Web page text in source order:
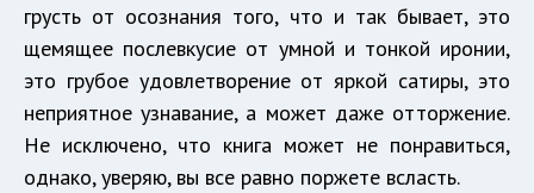
грусть от осознания того, что и так бывает, это
щемящее послевкусие от умной и тонкой иронии,
это грубое удовлетворение от яркой сатиры, это
неприятное узнавание, а может даже отторжение.
Не исключено, что книга может не понравиться,
однако, уверяю, вы все равно поржете всласть.